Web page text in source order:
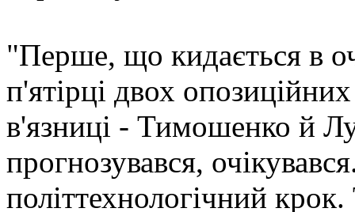
"Перше, що кидається в
п'ятірці двох опозиційних
в'язниці - Тимошенко й
прогнозувався,
політтехнологічний крок.